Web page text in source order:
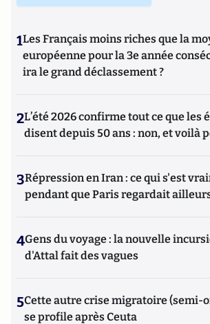
1Les Français moins riches que la
européenne pour la 3e année
ira le grand déclassement ?
2L’été 2026 confirme tout ce que les
disent depuis 50 ans : non, et voilà
3Répression en Iran : ce qui s'est
pendant que Paris regardait
4Gens du voyage : la nouvelle
d'Attal fait des vagues
5Cette autre crise migratoire (semi-
se profile après Ceuta